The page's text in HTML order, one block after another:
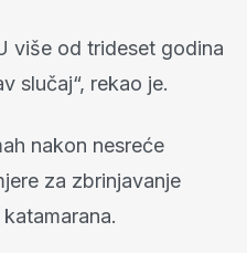
više od trideset godina
slučaj“, rekao je.
nakon nesreće
za zbrinjavanje